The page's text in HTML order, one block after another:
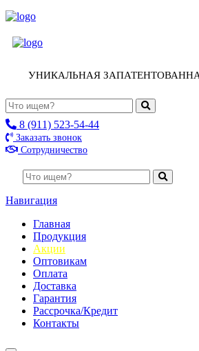
УНИКАЛЬНАЯ
8 (911) 523-54-44
Заказать звонок
Сотрудничество
Навигация
Главная
Продукция
Акции
Оптовикам
Оплата
Доставка
Гарантия
Рассрочка/Кредит
Контакты